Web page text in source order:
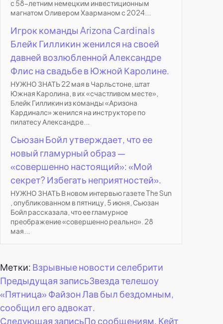
с 58-летним немецким инвестиционным
магнатом Оливером Хаарманом с 2024...
Игрок команды Arizona Cardinals
Блейк Гилликин женился на своей
давней возлюбленной Александре
Флис на свадьбе в Южной Каролине.
НУЖНО ЗНАТЬ 22 мая в Чарльстоне, штат
Южная Каролина, в их «счастливом месте»,
Блейк Гилликин из команды «Аризона
Кардиналс» женился на инструкторе по
пилатесу Александре...
Сьюзан Бойл утверждает, что ее
новый гламурный образ —
«совершенно настоящий»: «Мой
секрет? Избегать неприятностей».
НУЖНО ЗНАТЬ В новом интервью газете The Sun
, опубликованном в пятницу, 5 июня, Сьюзан
Бойл рассказала, что ее гламурное
преображение «совершенно реально». 28
мая...
Метки: Взрывные новости селебрити
Навигация
по
Предыдущая записьЗвезда телешоу
«Пятница» Файзон Лав был бездомным,
сообщил его адвокат.
Следующая записьПо сообщениям, Кейт